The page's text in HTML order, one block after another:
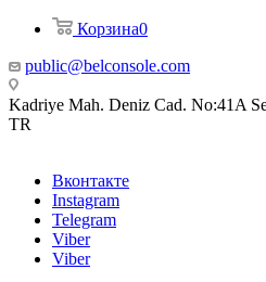
Корзина0
public@belconsole.com
Kadriye Mah. Deniz Cad. No:41A
TR
Вконтакте
Instagram
Telegram
Viber
Viber